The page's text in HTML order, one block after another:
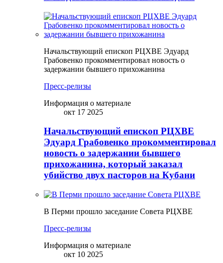
Начальствующий епископ РЦХВЕ Эдуард
Грабовенко прокомментировал новость о
задержании бывшего прихожанина
Пресс-релизы
Информация о материале
окт 17 2025
Начальствующий епископ РЦХВЕ
Эдуард Грабовенко прокомментировал
новость о задержании бывшего
прихожанина, который заказал
убийство двух пасторов на Кубани
В Перми прошло заседание Совета РЦХВЕ
Пресс-релизы
Информация о материале
окт 10 2025